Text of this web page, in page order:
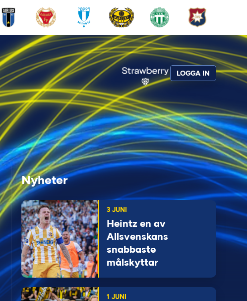
LOGGA IN
Nyheter
3 JUNI
Heintz en av
Allsvenskans
snabbaste
målskyttar
1 JUNI